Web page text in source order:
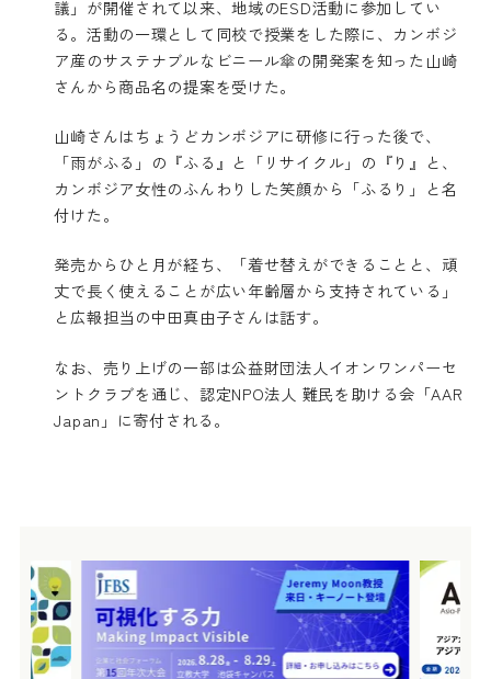
議」が開催されて以来、地域のESD活動に参加してい
る。活動の一環として同校で授業をした際に、カンボジ
ア産のサステナブルなビニール傘の開発案を知った山崎
さんから商品名の提案を受けた。
山崎さんはちょうどカンボジアに研修に行った後で、
「雨がふる」の『ふる』と「リサイクル」の『り』と、
カンボジア女性のふんわりした笑顔から「ふるり」と名
付けた。
発売からひと月が経ち、「着せ替えができることと、頑
丈で長く使えることが広い年齢層から支持されている」
と広報担当の中田真由子さんは話す。
なお、売り上げの一部は公益財団法人イオンワンパーセ
ントクラブを通じ、認定NPO法人 難民を助ける会「AAR
Japan」に寄付される。